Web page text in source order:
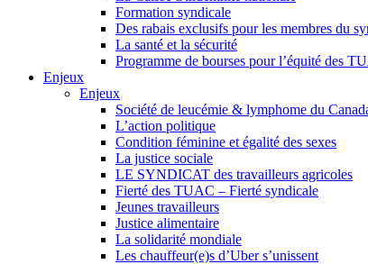
Formation syndicale
Des rabais exclusifs pour les membres du
La santé et la sécurité
Programme de bourses pour l’équité des
Enjeux
Enjeux
Société de leucémie & lymphome du
L’action politique
Condition féminine et égalité des sexes
La justice sociale
LE SYNDICAT des travailleurs agricoles
Fierté des TUAC – Fierté syndicale
Jeunes travailleurs
Justice alimentaire
La solidarité mondiale
Les chauffeur(e)s d’Uber s’unissent